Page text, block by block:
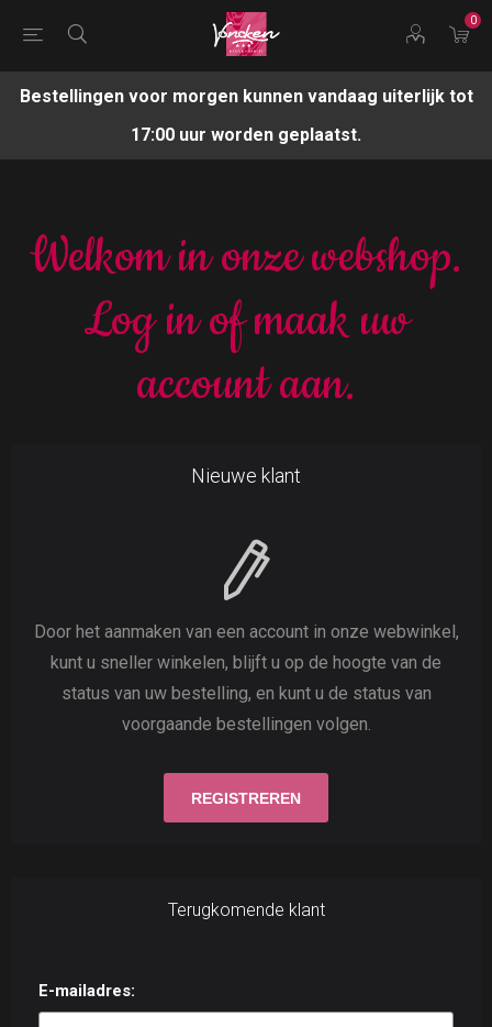
0
Bestellingen voor morgen kunnen vandaag uiterlijk tot
17:00 uur worden geplaatst.
Welkom in onze webshop.
Log in of maak uw
account aan.
Nieuwe klant
Door het aanmaken van een account in onze webwinkel,
kunt u sneller winkelen, blijft u op de hoogte van de
status van uw bestelling, en kunt u de status van
voorgaande bestellingen volgen.
Terugkomende klant
E-mailadres: